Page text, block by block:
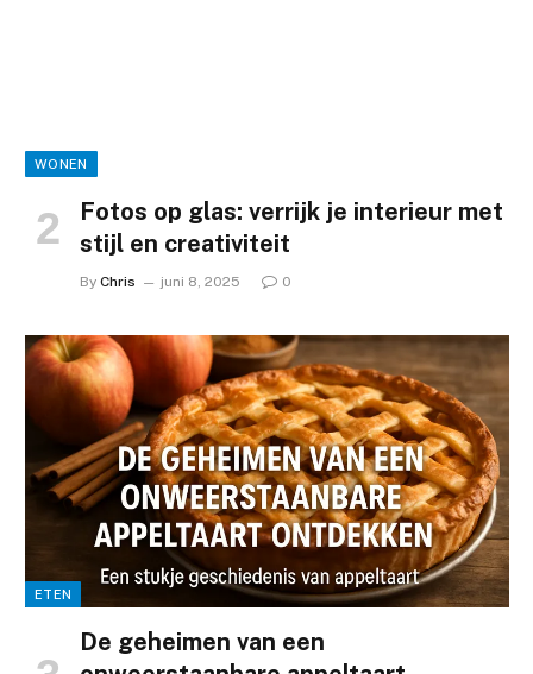
WONEN
Fotos op glas: verrijk je interieur met
stijl en creativiteit
By Chris juni 8, 2025 0
ETEN
De geheimen van een